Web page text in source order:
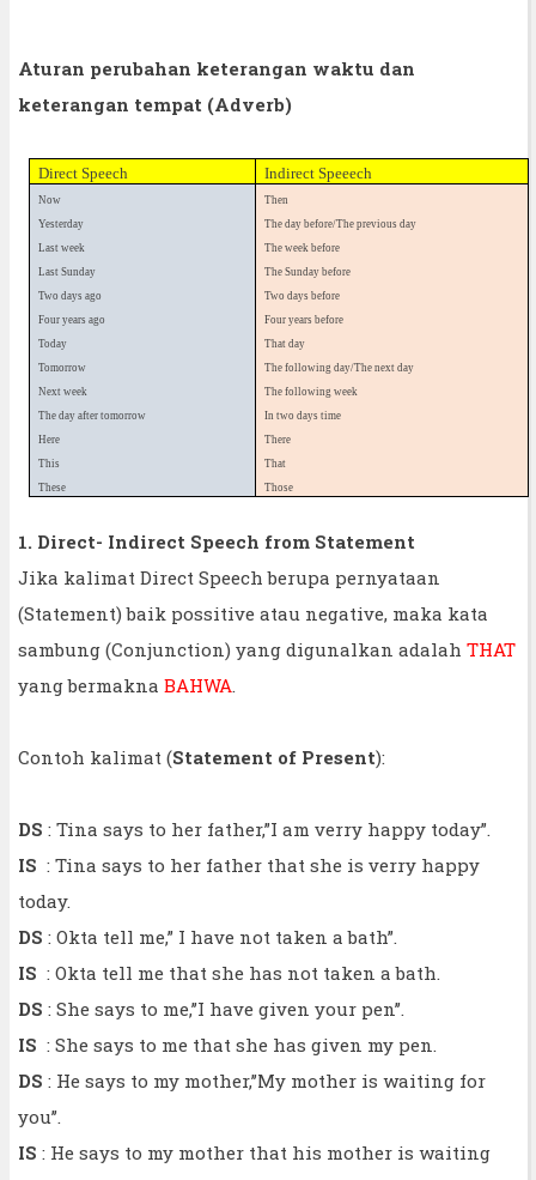
Aturan perubahan keterangan waktu dan
keterangan tempat (Adverb)
Direct Speech Indirect Speeech
Now
Yesterday
Last week
Last Sunday
Two days ago
Four years ago
Today
Tomorrow
Next week
The day after tomorrow
Here
This
These
Then
The day before/The previous day
The week before
The Sunday before
Two days before
Four years before
That day
The following day/The next day
The following week
In two days time
There
That
Those
1. Direct- Indirect Speech from Statement
Jika kalimat Direct Speech berupa pernyataan
(Statement) baik possitive atau negative, maka kata
sambung (Conjunction) yang digunalkan adalah THAT
yang bermakna BAHWA.
Contoh kalimat (Statement of Present):
DS : Tina says to her father,”I am verry happy today”.
IS : Tina says to her father that she is verry happy
today.
DS : Okta tell me,” I have not taken a bath”.
IS : Okta tell me that she has not taken a bath.
DS : She says to me,’’I have given your pen’’.
IS : She says to me that she has given my pen.
DS : He says to my mother,’’My mother is waiting for
you’’.
IS : He says to my mother that his mother is waiting